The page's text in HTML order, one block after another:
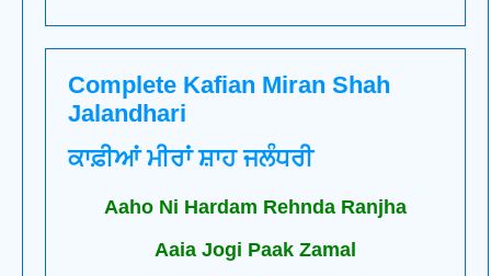
Complete Kafian Miran Shah
Jalandhari
ਕਾਫ਼ੀਆਂ ਮੀਰਾਂ ਸ਼ਾਹ ਜਲੰਧਰੀ
Aaho Ni Hardam Rehnda Ranjha
Aaia Jogi Paak Zamal